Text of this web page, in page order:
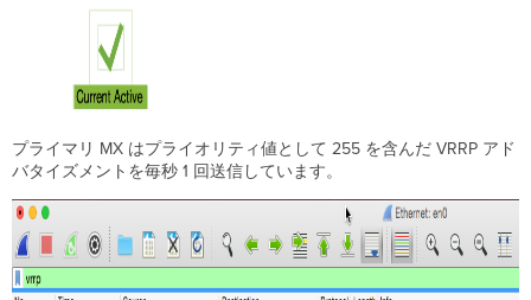
ー
線
へ
の
ェ
イ
ー
バ
プライマリ MX はプライオリティ値として 255 を含んだ VRRP アド
バタイズメントを毎秒 1 回送信しています。